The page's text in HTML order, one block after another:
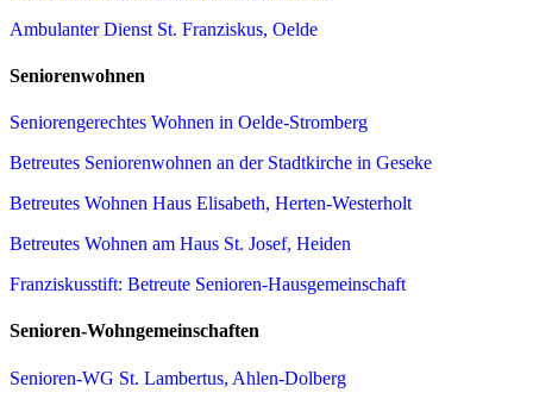
Ambulanter Dienst St. Franziskus, Oelde
Seniorenwohnen
Seniorengerechtes Wohnen in Oelde-Stromberg
Betreutes Seniorenwohnen an der Stadtkirche in Geseke
Betreutes Wohnen Haus Elisabeth, Herten-Westerholt
Betreutes Wohnen am Haus St. Josef, Heiden
Franziskusstift: Betreute Senioren-Hausgemeinschaft
Senioren-Wohngemeinschaften
Senioren-WG St. Lambertus, Ahlen-Dolberg